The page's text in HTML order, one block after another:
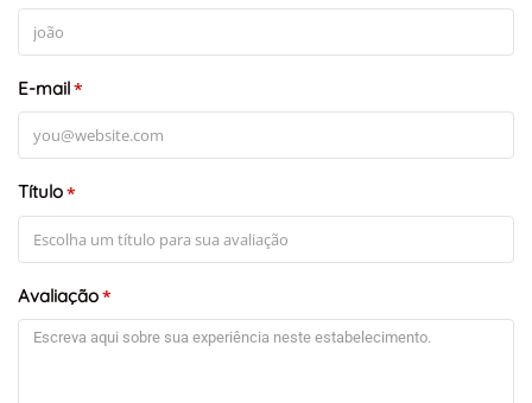
E-mail*
Título*
Avaliação*